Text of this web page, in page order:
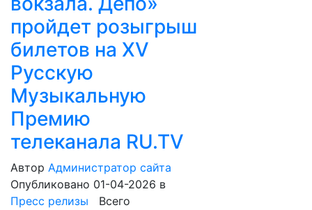
пройдет розыгрыш
билетов на XV
Русскую
Музыкальную
Премию
телеканала RU.TV
Автор Администратор сайта
Опубликовано 01-04-2026 в
Пресс релизы Всего